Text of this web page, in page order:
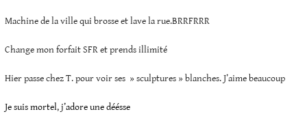
Machine de la ville qui brosse et lave la rue.BRRFRRR
Change mon forfait SFR et prends illimité
Hier passe chez T. pour voir ses » sculptures » blanches. J’aime beaucoup
Je suis mortel, j’adore une déésse